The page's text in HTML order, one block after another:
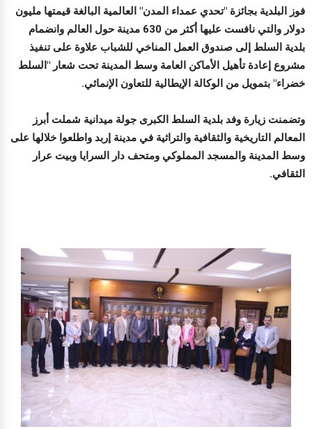
فوز البلدية بجائزة "تحدي عمداء المدن" العالمية البالغة قيمتها مليون
دولار والتي نافست عليها أكثر من 630 مدينة حول العالم وانضمام
بلدية السلط إلى صندوق العمل المناخي للشباب علاوة على تنفيذ
مشروع إعادة تأهيل الأماكن العامة وسط المدينة تحت شعار "السلط
خضراء" بتمويل من الوكالة الإيطالية للتعاون الإنمائي.
وتضمنت زيارة وفد بلدية السلط الكبرى جولة ميدانية شملت أبرز
المعالم التاريخية والثقافية والتراثية في مدينة إربد واطلعوا خلالها على
وسط المدينة والمسجد المملوكي ومتحف دار السرايا وبيت عرار
الثقافي.